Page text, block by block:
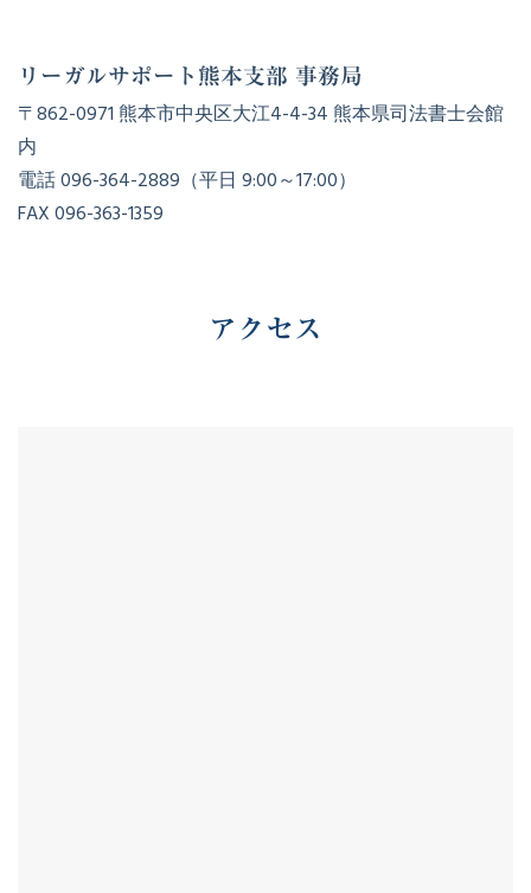
リーガルサポート熊本支部 事務局
〒862-0971 熊本市中央区大江4-4-34 熊本県司法書士会館
内
電話 096-364-2889（平日 9:00～17:00）
FAX 096-363-1359
アクセス